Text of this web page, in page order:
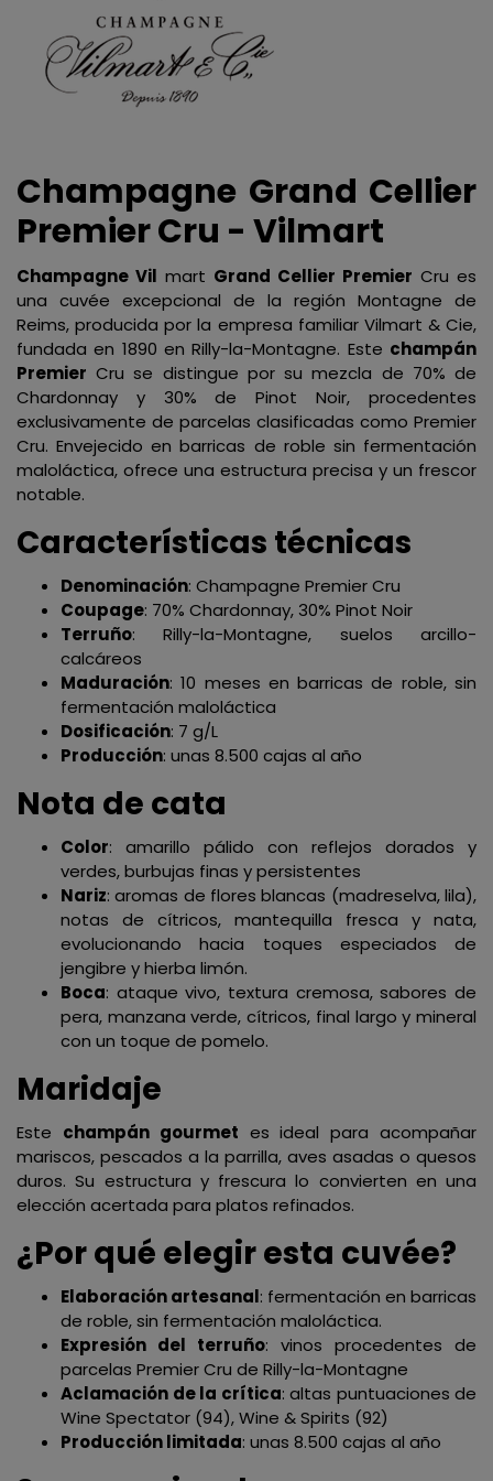
Champagne Grand Cellier
Premier Cru - Vilmart
Champagne Vil mart Grand Cellier Premier Cru es
una cuvée excepcional de la región Montagne de
Reims, producida por la empresa familiar Vilmart & Cie,
fundada en 1890 en Rilly-la-Montagne. Este champán
Premier Cru se distingue por su mezcla de 70% de
Chardonnay y 30% de Pinot Noir, procedentes
exclusivamente de parcelas clasificadas como Premier
Cru. Envejecido en barricas de roble sin fermentación
maloláctica, ofrece una estructura precisa y un frescor
notable.
Características técnicas
Denominación: Champagne Premier Cru
Coupage: 70% Chardonnay, 30% Pinot Noir
Terruño: Rilly-la-Montagne, suelos arcillo-
calcáreos
Maduración: 10 meses en barricas de roble, sin
fermentación maloláctica
Dosificación: 7 g/L
Producción: unas 8.500 cajas al año
Nota de cata
Color: amarillo pálido con reflejos dorados y
verdes, burbujas finas y persistentes
Nariz: aromas de flores blancas (madreselva, lila),
notas de cítricos, mantequilla fresca y nata,
evolucionando hacia toques especiados de
jengibre y hierba limón.
Boca: ataque vivo, textura cremosa, sabores de
pera, manzana verde, cítricos, final largo y mineral
con un toque de pomelo.
Maridaje
Este champán gourmet es ideal para acompañar
mariscos, pescados a la parrilla, aves asadas o quesos
duros. Su estructura y frescura lo convierten en una
elección acertada para platos refinados.
¿Por qué elegir esta cuvée?
Elaboración artesanal: fermentación en barricas
de roble, sin fermentación maloláctica.
Expresión del terruño: vinos procedentes de
parcelas Premier Cru de Rilly-la-Montagne
Aclamación de la crítica: altas puntuaciones de
Wine Spectator (94), Wine & Spirits (92)
Producción limitada: unas 8.500 cajas al año